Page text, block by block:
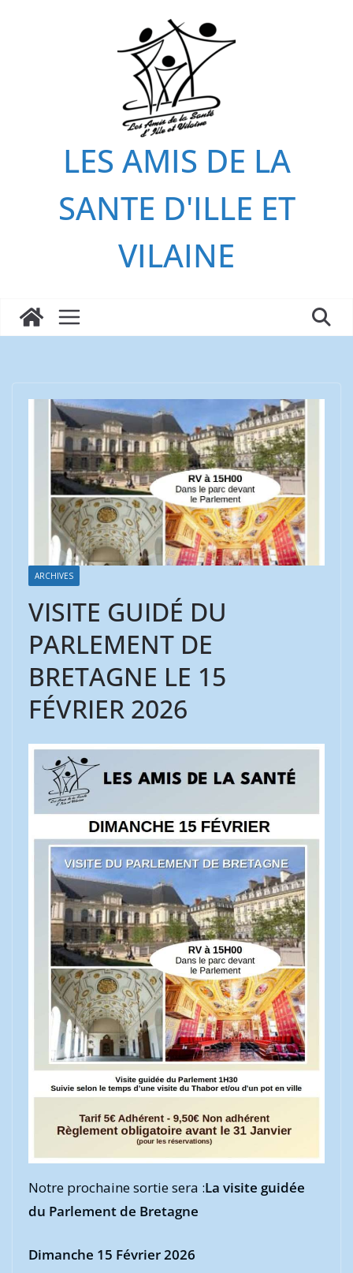
LES AMIS DE LA
SANTE D'ILLE ET
VILAINE
ARCHIVES
VISITE GUIDÉ DU
PARLEMENT DE
BRETAGNE LE 15
FÉVRIER 2026
Notre prochaine sortie sera :La visite guidée
du Parlement de Bretagne
Dimanche 15 Février 2026